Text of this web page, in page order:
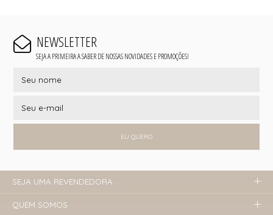
NEWSLETTER
SEJA A PRIMEIRA A SABER DE NOSSAS NOVIDADES E PROMOÇÕES!
EU QUERO
SEJA UMA REVENDEDORA
QUEM SOMOS